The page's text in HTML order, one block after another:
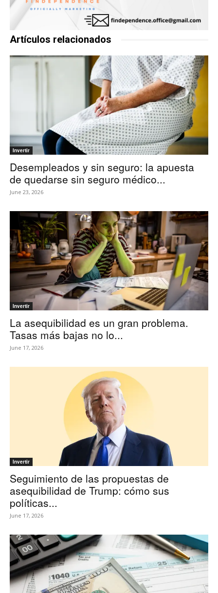
Artículos relacionados
Invertir
Desempleados y sin seguro: la apuesta
de quedarse sin seguro médico...
June 23, 2026
Invertir
La asequibilidad es un gran problema.
Tasas más bajas no lo...
June 17, 2026
Invertir
Seguimiento de las propuestas de
asequibilidad de Trump: cómo sus
políticas...
June 17, 2026